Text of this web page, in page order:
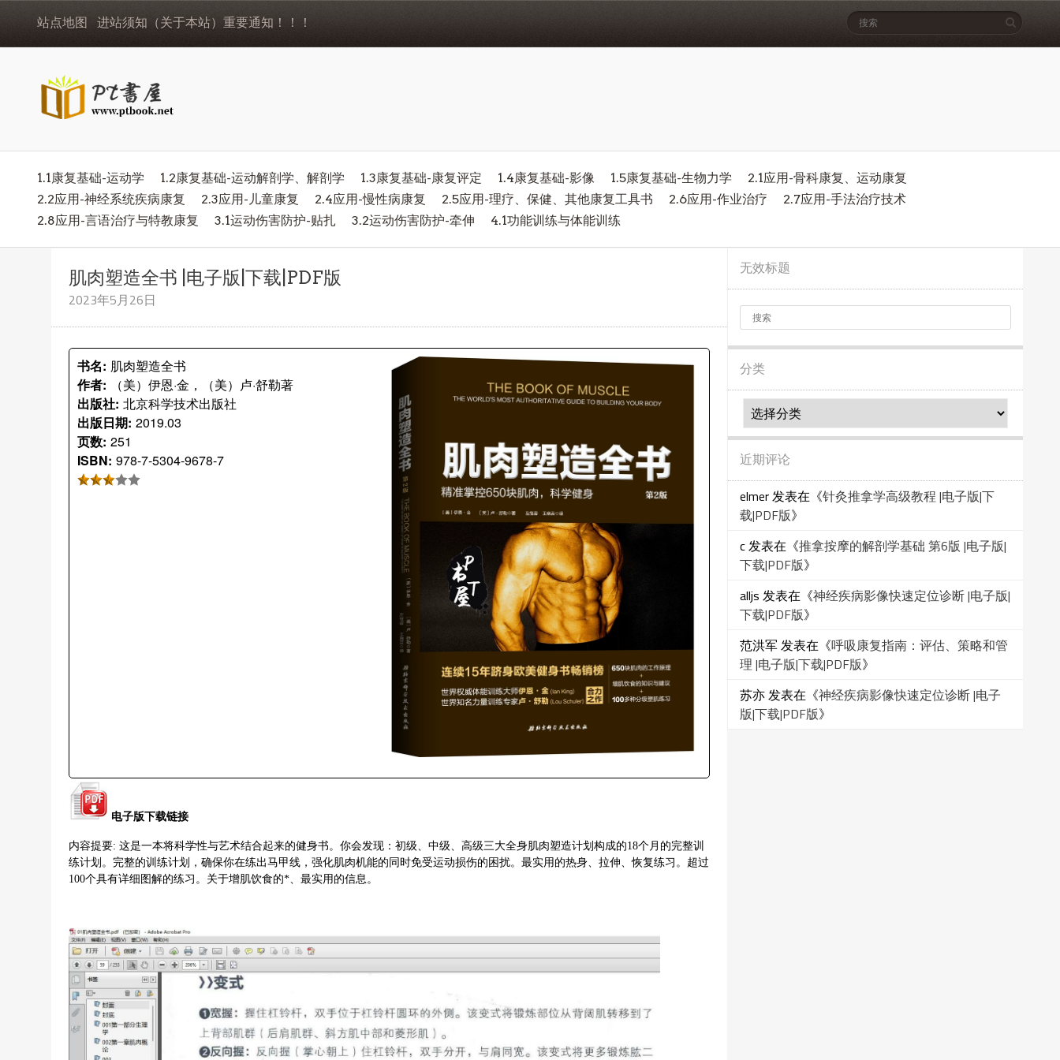
站点地图 进站须知（关于本站）重要通知！！！
1.1康复基础-运动学 1.2康复基础-运动解剖学、解剖学 1.3康复基础-康复评定 1.4康复基础-影像 1.5康复基础-生物力学
2.1应用-骨科康复、运动康复
2.2应用-神经系统疾病康复
2.3应用-儿童康复 2.4应用-慢性病康复 2.5应用-理疗、保健、其他康复工具书 2.6应用-作业治疗
2.7应用-手法治疗技术
2.8应用-言语治疗与特教康复
3.1运动伤害防护-贴扎 3.2运动伤害防护-牵伸 4.1功能训练与体能训练
肌肉塑造全书 |电子版|下载|PDF版
2023年5月26日
书名: 肌肉塑造全书
作者:
（美）伊恩·金，（美）卢·舒勒著
出版社: 北京科学技术出版社
出版日期: 2019.03
页数: 251
ISBN: 978-7-5304-9678-7
电子版下载链接
内容提要: 这是一本将科学性与艺术结合起来的健身书。你会发现：初级、中级、高级三大全身肌肉塑造计划构成的18个月的完整训
练计划。完整的训练计划，确保你在练出马甲线，强化肌肉机能的同时免受运动损伤的困扰。最实用的热身、拉伸、恢复练习。超过
100个具有详细图解的练习。关于增肌饮食的*、最实用的信息。
无效标题
分类
近期评论
elmer发表在《针灸推拿学高级教程 |电子版|下
载|PDF版》
c发表在《推拿按摩的解剖学基础 第6版 |电子版|
下载|PDF版》
alljs 发表在《神经疾病影像快速定位诊断 |电子版|
下载|PDF版》
范洪军发表在《呼吸康复指南：评估、策略和管
理 |电子版|下载|PDF版》
苏亦发表在《神经疾病影像快速定位诊断 |电子
版|下载|PDF版》